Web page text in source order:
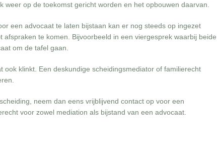
weer op de toekomst gericht worden en het opbouwen daarvan.
een advocaat te laten bijstaan kan er nog steeds op ingezet
te komen. Bijvoorbeeld in een viergesprek waarbij beide
om de tafel gaan.
ook klinkt. Een deskundige scheidingsmediator of familierecht
neem dan eens vrijblijvend contact op voor een
voor zowel mediation als bijstand van een advocaat.